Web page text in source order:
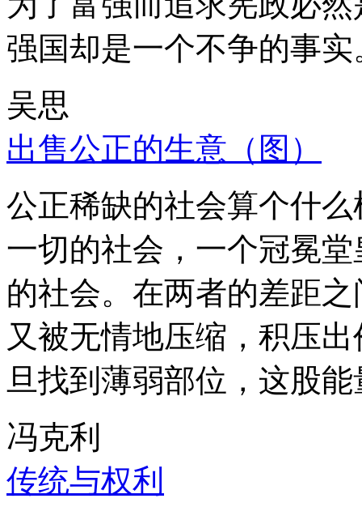
强国却是一个不争的事实
吴思
出售公正的生意（图）
公正稀缺的社会算个什
一切的社会，一个冠冕
的社会。在两者的差距
又被无情地压缩，积压
旦找到薄弱部位，这股
冯克利
传统与权利